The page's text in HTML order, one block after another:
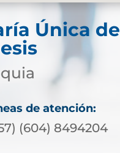
Única de
de atención:
(604) 8494204